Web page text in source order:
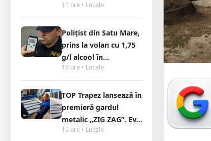
11 ore • Locale
Polițist din Satu Mare,
prins la volan cu 1,75
g/l alcool în...
19 ore • Locale
TOP Trapez lansează în
premieră gardul
metalic „ZIG ZAG”. Ev...
19 ore • Locale